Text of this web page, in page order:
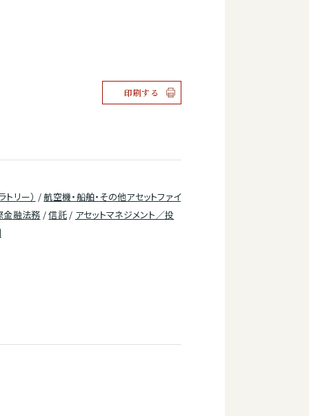
印刷する
リー） /航空機・船舶・その他アセットファイ
金融法務 /信託 / アセットマネジメント／投